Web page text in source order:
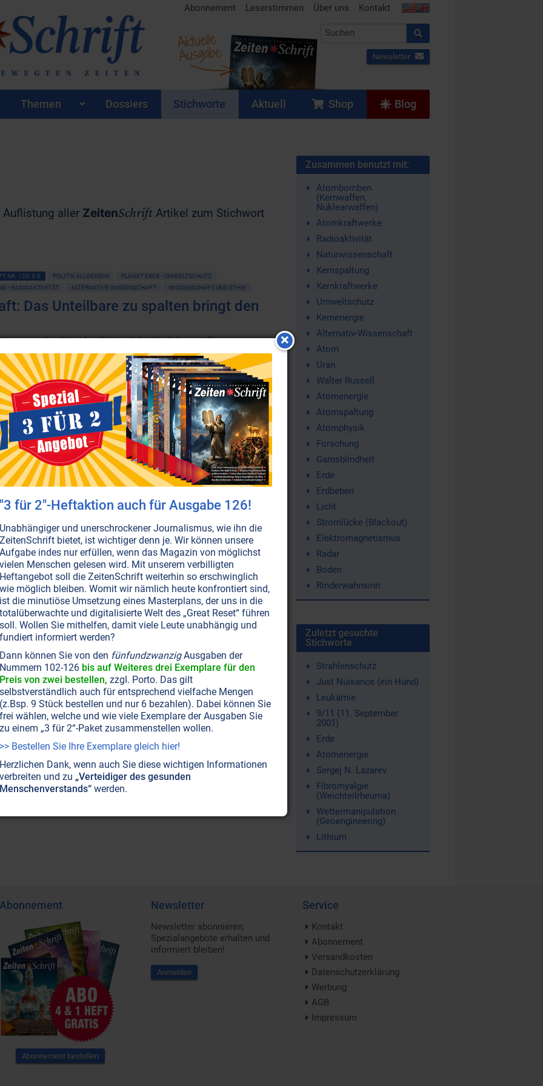
Abonnement Leserstimmen Über uns Kontakt
Newsletter
Aktuelle
Ausgabe
Themen Dossiers Stichworte Aktuell Shop Blog
Auflistung aller ZeitenSchrift Artikel zum Stichwort
NR. 120, S.6 POLITIK ALLGEMEIN
PLANET ERDE • UMWELTSCHUTZ
• RADIOAKTIVITÄT
ALTERNATIVE WISSENSCHAFT WISSENSCHAFT UND ETHIK
Das Unteilbare zu spalten bringt den
der Kernkraft ist nicht die Lösung für
und Klimawandel. Unter anderem, weil ihre exzessive
Erde zu einer Wüste machen würde. Dies die
eines Universalgenies, von der sogar Wissenschaftler
Einstein und Nikola Tesla tief beeindruckt waren.
NR. 8, S.10 BEWUSSTSEIN GEIST KREBS
PLANET ERDE • UMWELTSCHUTZ
• RADIOAKTIVITÄT
ALTERNATIVE WISSENSCHAFT
SCHAUBERGER
UND ETHIK
der Atomspaltung
die nie dabei waren, wenn eine Mißgeburt ins Dasein
Wimmern hörten, nie Zeugen des Entsetzens der
waren, Leute, die kein Herz haben, vermögen den
der Atomspaltung zu befürworten." – Ein Artikel über
und geistigen Auswirkungen der Radioaktivität.
PFLANZEN • WALD WASSER
ATOMSPALTUNG • RADIOAKTIVITÄT
Transurane
der sich um unsere Erde sorgt. Durch die
gelang es nachzuweisen, welche
geht. Das Ergebnis ist mehr als schockierend: Über
technischen Wellen wird sie unaufhörlich
Systeme gejagt.
NICHT ONLINE VERFÜGBAR
Zusammen benutzt mit:
Atombomben
(Kernwaffen,
Nuklearwaffen)
Atomkraftwerke
Radioaktivität
Naturwissenschaft
Kernspaltung
Kernkraftwerke
Umweltschutz
Kernenergie
Alternativ-Wissenschaft
Atom
Uran
Walter Russell
Atomenergie
Atomspaltung
Atomphysik
Forschung
Gamsblindheit
Erde
Erdbeben
Licht
Stromlücke (Blackout)
Elektromagnetismus
Radar
Boden
Rinderwahnsinn
Zuletzt gesuchte
Stichworte
Strahlenschutz
Just Nuisance (ein Hund)
Leukämie
9/11 (11. September
2001)
Erde
Atomenergie
Sergej N. Lazarev
Fibromyalgie
(Weichteilrheuma)
Wettermanipulation
(Geoengineering)
Lithium
Abonnement
Abonnement bestellen
Newsletter
Newsletter abonnieren,
Spezialangebote erhalten und
informiert bleiben!
Anmelden
Service
Kontakt
Abonnement
Versandkosten
Datenschutzerklärung
Werbung
AGB
Impressum
"3 für 2"-Heftaktion auch für Ausgabe 126!
Unabhängiger und unerschrockener Journalismus, wie ihn die
ZeitenSchrift bietet, ist wichtiger denn je. Wir können unsere
Aufgabe indes nur erfüllen, wenn das Magazin von möglichst
vielen Menschen gelesen wird. Mit unserem verbilligten
Heftangebot soll die ZeitenSchrift weiterhin so erschwinglich
wie möglich bleiben. Womit wir nämlich heute konfrontiert sind,
ist die minutiöse Umsetzung eines Masterplans, der uns in die
totalüberwachte und digitalisierte Welt des „Great Reset“ führen
soll. Wollen Sie mithelfen, damit viele Leute unabhängig und
fundiert informiert werden?
Dann können Sie von den fünfundzwanzigAusgaben der
Nummern 102-126 bis auf Weiteres drei Exemplare für den
Preis von zwei bestellen, zzgl. Porto. Das gilt
selbstverständlich auch für entsprechend vielfache Mengen
(z.Bsp. 9 Stück bestellen und nur 6 bezahlen). Dabei können Sie
frei wählen, welche und wie viele Exemplare der Ausgaben Sie
zu einem „3 für 2“-Paket zusammenstellen wollen.
>> Bestellen Sie Ihre Exemplare gleich hier!
Herzlichen Dank, wenn auch Sie diese wichtigen Informationen
verbreiten und zu „Verteidiger des gesunden
Menschenverstands“werden.